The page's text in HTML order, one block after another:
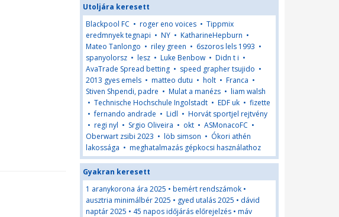
Utoljára keresett
Blackpool FC • roger eno voices • Tippmix
eredmnyek tegnapi • NY • KatharineHepburn •
Mateo Tanlongo • riley green • 6szoros lels 1993 •
spanyolorsz • lesz • Luke Benbow • Didn t i •
AvaTrade Spread betting • speed grapher tsujido •
2013 gyes emels • matteo dutu • holt • Franca •
Stiven Shpendi, padre • Mulat a manézs • liam walsh
• Technische Hochschule Ingolstadt • EDF uk • fizette
•fernando andrade • Lidl • Horvát sportjel rejtvény
• regi nyl • Srgio Oliveira • okt • ASMonacoFC •
Oberwart zsibi 2023 • löb simson • Ókori athén
lakossága • meghatalmazás gépkocsi használathoz
Gyakran keresett
1 aranykorona ára 2025 • bemért rendszámok •
ausztria minimálbér 2025 • gyed utalás 2025 • dávid
naptár 2025 • 45 napos időjárás előrejelzés • máv